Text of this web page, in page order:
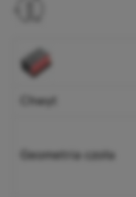
Chwyt
Geometria czoła